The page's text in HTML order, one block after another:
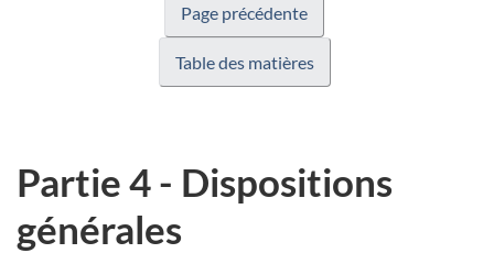
Page précédente
Table des matières
Partie 4 - Dispositions
générales